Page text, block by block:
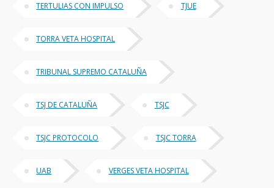
TERTULIAS CON IMPULSO TJUE
TORRA VETA HOSPITAL
TRIBUNAL SUPREMO CATALUÑA
TSJ DE CATALUÑA TSJC
TSJC PROTOCOLO TSJC TORRA
UAB VERGES VETA HOSPITAL